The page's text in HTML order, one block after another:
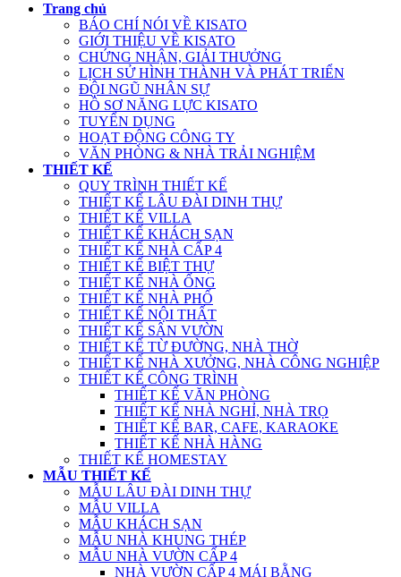
Trang chủ
BÁO CHÍ NÓI VỀ KISATO
GIỚI THIỆU VỀ KISATO
CHỨNG NHẬN, GIẢI THƯỞNG
LỊCH SỬ HÌNH THÀNH VÀ PHÁT TRIỂN
ĐỘI NGŨ NHÂN SỰ
HỒ SƠ NĂNG LỰC KISATO
TUYỂN DỤNG
HOẠT ĐỘNG CÔNG TY
VĂN PHÒNG & NHÀ TRẢI NGHIỆM
THIẾT KẾ
QUY TRÌNH THIẾT KẾ
THIẾT KẾ LÂU ĐÀI DINH THỰ
THIẾT KẾ VILLA
THIẾT KẾ KHÁCH SẠN
THIẾT KẾ NHÀ CẤP 4
THIẾT KẾ BIỆT THỰ
THIẾT KẾ NHÀ ỐNG
THIẾT KẾ NHÀ PHỐ
THIẾT KẾ NỘI THẤT
THIẾT KẾ SÂN VƯỜN
THIẾT KẾ TỪ ĐƯỜNG, NHÀ THỜ
THIẾT KẾ NHÀ XƯỞNG, NHÀ CÔNG NGHIỆP
THIẾT KẾ CÔNG TRÌNH
THIẾT KẾ VĂN PHÒNG
THIẾT KẾ NHÀ NGHỈ, NHÀ TRỌ
THIẾT KẾ BAR, CAFE, KARAOKE
THIẾT KẾ NHÀ HÀNG
THIẾT KẾ HOMESTAY
MẪU THIẾT KẾ
MẪU LÂU ĐÀI DINH THỰ
MẪU VILLA
MẪU KHÁCH SẠN
MẪU NHÀ KHUNG THÉP
MẪU NHÀ VƯỜN CẤP 4
NHÀ VƯỜN CẤP 4 MÁI BẰNG